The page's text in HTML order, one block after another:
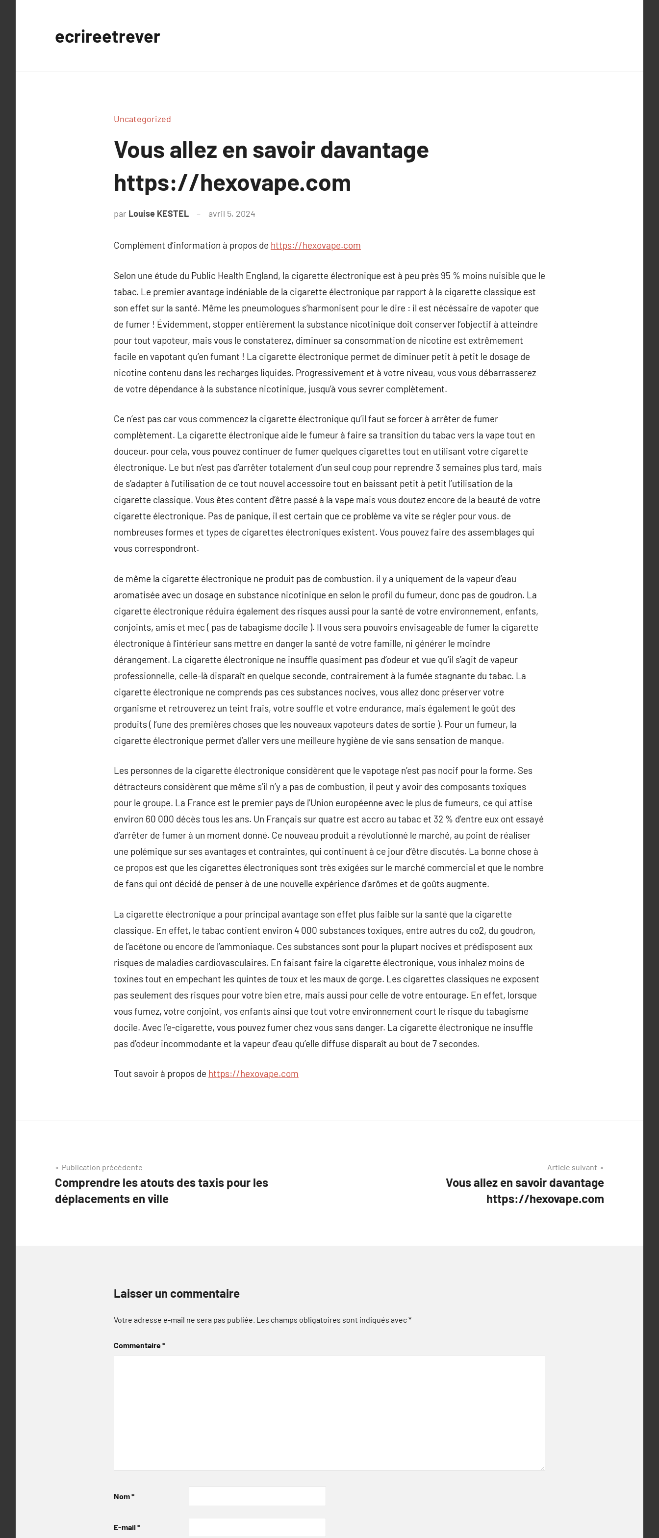
ecrireetrever
Uncategorized
Vous allez en savoir davantage
https://hexovape.com
par Louise KESTEL avril 5, 2024
Complément d’information à propos de https://hexovape.com
Selon une étude du Public Health England, la cigarette électronique est à peu près 95 % moins nuisible que le
tabac. Le premier avantage indéniable de la cigarette électronique par rapport à la cigarette classique est
son effet sur la santé. Même les pneumologues s’harmonisent pour le dire : il est nécéssaire de vapoter que
de fumer ! Évidemment, stopper entièrement la substance nicotinique doit conserver l’objectif à atteindre
pour tout vapoteur, mais vous le constaterez, diminuer sa consommation de nicotine est extrêmement
facile en vapotant qu’en fumant ! La cigarette électronique permet de diminuer petit à petit le dosage de
nicotine contenu dans les recharges liquides. Progressivement et à votre niveau, vous vous débarrasserez
de votre dépendance à la substance nicotinique, jusqu’à vous sevrer complètement.
Ce n’est pas car vous commencez la cigarette électronique qu’il faut se forcer à arrêter de fumer
complètement. La cigarette électronique aide le fumeur à faire sa transition du tabac vers la vape tout en
douceur. pour cela, vous pouvez continuer de fumer quelques cigarettes tout en utilisant votre cigarette
électronique. Le but n’est pas d’arrêter totalement d’un seul coup pour reprendre 3 semaines plus tard, mais
de s’adapter à l’utilisation de ce tout nouvel accessoire tout en baissant petit à petit l’utilisation de la
cigarette classique. Vous êtes content d’être passé à la vape mais vous doutez encore de la beauté de votre
cigarette électronique. Pas de panique, il est certain que ce problème va vite se régler pour vous. de
nombreuses formes et types de cigarettes électroniques existent. Vous pouvez faire des assemblages qui
vous correspondront.
de même la cigarette électronique ne produit pas de combustion. il y a uniquement de la vapeur d’eau
aromatisée avec un dosage en substance nicotinique en selon le profil du fumeur, donc pas de goudron. La
cigarette électronique réduira également des risques aussi pour la santé de votre environnement, enfants,
conjoints, amis et mec ( pas de tabagisme docile ). Il vous sera pouvoirs envisageable de fumer la cigarette
électronique à l’intérieur sans mettre en danger la santé de votre famille, ni générer le moindre
dérangement. La cigarette électronique ne insuffle quasiment pas d’odeur et vue qu’il s’agit de vapeur
professionnelle, celle-là disparaît en quelque seconde, contrairement à la fumée stagnante du tabac. La
cigarette électronique ne comprends pas ces substances nocives, vous allez donc préserver votre
organisme et retrouverez un teint frais, votre souffle et votre endurance, mais également le goût des
produits ( l’une des premières choses que les nouveaux vapoteurs dates de sortie ). Pour un fumeur, la
cigarette électronique permet d’aller vers une meilleure hygiène de vie sans sensation de manque.
Les personnes de la cigarette électronique considèrent que le vapotage n’est pas nocif pour la forme. Ses
détracteurs considèrent que même s’il n’y a pas de combustion, il peut y avoir des composants toxiques
pour le groupe. La France est le premier pays de l’Union européenne avec le plus de fumeurs, ce qui attise
environ 60 000 décès tous les ans. Un Français sur quatre est accro au tabac et 32 % d’entre eux ont essayé
d’arrêter de fumer à un moment donné. Ce nouveau produit a révolutionné le marché, au point de réaliser
une polémique sur ses avantages et contraintes, qui continuent à ce jour d’être discutés. La bonne chose à
ce propos est que les cigarettes électroniques sont très exigées sur le marché commercial et que le nombre
de fans qui ont décidé de penser à de une nouvelle expérience d’arômes et de goûts augmente.
La cigarette électronique a pour principal avantage son effet plus faible sur la santé que la cigarette
classique. En effet, le tabac contient environ 4 000 substances toxiques, entre autres du co2, du goudron,
de l’acétone ou encore de l’ammoniaque. Ces substances sont pour la plupart nocives et prédisposent aux
risques de maladies cardiovasculaires. En faisant faire la cigarette électronique, vous inhalez moins de
toxines tout en empechant les quintes de toux et les maux de gorge. Les cigarettes classiques ne exposent
pas seulement des risques pour votre bien etre, mais aussi pour celle de votre entourage. En effet, lorsque
vous fumez, votre conjoint, vos enfants ainsi que tout votre environnement court le risque du tabagisme
docile. Avec l’e-cigarette, vous pouvez fumer chez vous sans danger. La cigarette électronique ne insuffle
pas d’odeur incommodante et la vapeur d’eau qu’elle diffuse disparaît au bout de 7 secondes.
Tout savoir à propos de https://hexovape.com
Navigation
de
l’article
Publication précédente
Comprendre les atouts des taxis pour les
déplacements en ville
Article suivant
Vous allez en savoir davantage
https://hexovape.com
Laisser un commentaire
Votre adresse e-mail ne sera pas publiée. Les champs obligatoires sont indiqués avec*
Commentaire*
Nom*
E-mail *